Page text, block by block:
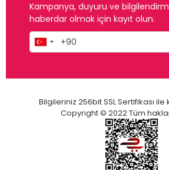
Kampanya, duyuru ve
haberdar olmak için kayıt olun.
Bilgileriniz 256bit SSL Sertifikası
Copyright © 2022 Tüm